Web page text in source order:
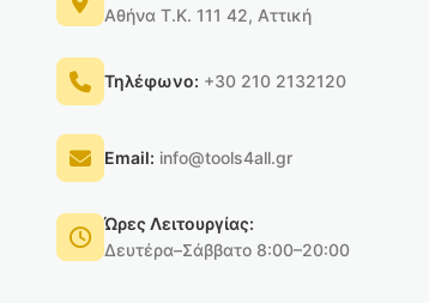
Αθήνα Τ.Κ. 111 42, Αττική
Τηλέφωνο: +30 210 2132120
Email: info@tools4all.gr
Ώρες Λειτουργίας:
Δευτέρα–Σάββατο 8:00–20:00